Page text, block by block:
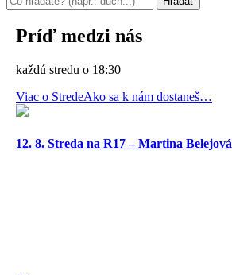
Príď medzi nás
každú stredu o 18:30
Viac o StredeAko sa k nám dostaneš…
12. 8. Streda na R17 – Martina Belejová